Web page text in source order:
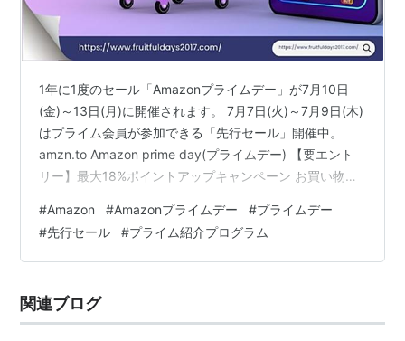
1年に1度のセール「Amazonプライムデー」が7月10日
(金)～13日(月)に開催されます。 7月7日(火)～7月9日(木)
はプライム会員が参加できる「先行セール」開催中。
amzn.to Amazon prime day(プライムデー) 【要エント
リー】最大18%ポイントアップキャンペーン お買い物対
キャンペーン内訳 先行セール対象アイテム Amazon Fire
TV Stick HD Amazon Fire TV Stick 4K Max(マックス)
Amazon Echo Show 5 (エコーショー5) 第3世代
#Amazon #Amazonプライムデー #プライムデー
#先行セール #プライム紹介プログラム
関連ブログ